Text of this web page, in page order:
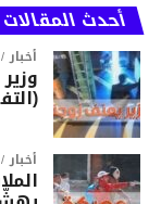
أحدث المقالات
أخبار
أخبار